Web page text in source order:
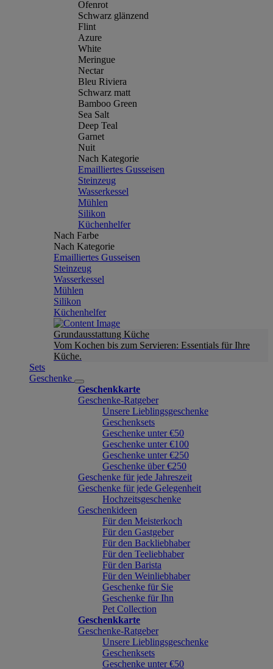
Ofenrot
Schwarz glänzend
Flint
Azure
White
Meringue
Nectar
Bleu Riviera
Schwarz matt
Bamboo Green
Sea Salt
Deep Teal
Garnet
Nuit
Nach Kategorie
Emailliertes Gusseisen
Steinzeug
Wasserkessel
Mühlen
Silikon
Küchenhelfer
Nach Farbe
Nach Kategorie
Emailliertes Gusseisen
Steinzeug
Wasserkessel
Mühlen
Silikon
Küchenhelfer
Grundausstattung Küche
Vom Kochen bis zum Servieren: Essentials für Ihre
Küche.
Sets
Geschenke
Geschenkkarte
Geschenke-Ratgeber
Unsere Lieblingsgeschenke
Geschenksets
Geschenke unter €50
Geschenke unter €100
Geschenke unter €250
Geschenke über €250
Geschenke für jede Jahreszeit
Geschenke für jede Gelegenheit
Hochzeitsgeschenke
Geschenkideen
Für den Meisterkoch
Für den Gastgeber
Für den Backliebhaber
Für den Teeliebhaber
Für den Barista
Für den Weinliebhaber
Geschenke für Sie
Geschenke für Ihn
Pet Collection
Geschenkkarte
Geschenke-Ratgeber
Unsere Lieblingsgeschenke
Geschenksets
Geschenke unter €50